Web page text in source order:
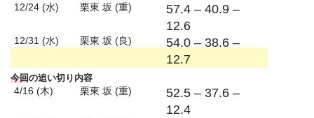
12/24 (水) 栗東 坂 (重)
57.4 – 40.9 –
12.6
12/31 (水) 栗東 坂 (良)
54.0 – 38.6 –
12.7
今回の追い切り内容
4/16 (木) 栗東 坂 (重)
52.5 – 37.6 –
12.4